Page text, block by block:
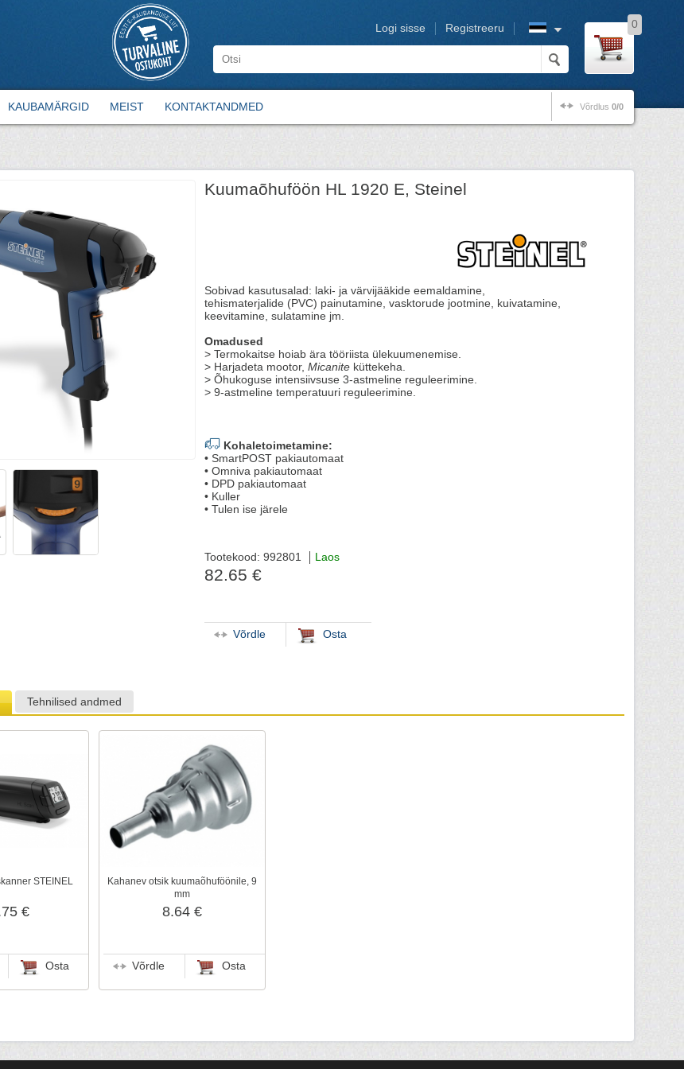
Registreeru
Logi sisse 0
KAUBAMÄRGID MEIST KONTAKTANDMED Võrdlus 0/0
Kuumaõhuföön HL 1920 E, Steinel
Sobivad kasutusalad: laki- ja värvijääkide eemaldamine,
tehismaterjalide (PVC) painutamine, vasktorude jootmine, kuivatamine,
keevitamine, sulatamine jm.
Omadused
> Termokaitse hoiab ära tööriista ülekuumenemise.
> Harjadeta mootor, Micanite küttekeha.
> Õhukoguse intensiivsuse 3-astmeline reguleerimine.
> 9-astmeline temperatuuri reguleerimine.
Kohaletoimetamine:
• SmartPOST pakiautomaat
• Omniva pakiautomaat
• DPD pakiautomaat
• Kuller
• Tulen ise järele
Tootekood: 992801 Laos
82.65 €
Võrdle Osta
Tehnilised andmed
STEINEL
€
Osta
Kahanev otsik kuumaõhuföönile, 9
mm
8.64 €
Võrdle Osta